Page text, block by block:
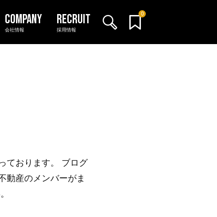
0
会社情報 採用情報
ております。 ブログ
動産のメンバーがま